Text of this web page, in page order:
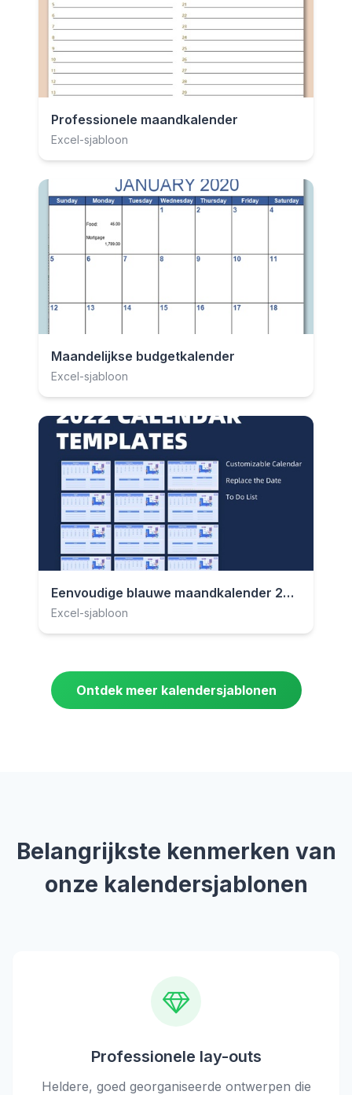
Professionele maandkalender
Excel-sjabloon
Maandelijkse budgetkalender
Excel-sjabloon
Eenvoudige blauwe maandkalender 2023
Excel-sjabloon
Ontdek meer kalendersjablonen
Belangrijkste kenmerken van
onze kalendersjablonen
Professionele lay-outs
Heldere, goed georganiseerde ontwerpen die